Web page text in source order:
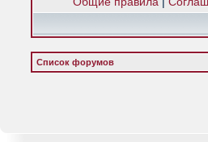
Список форумов